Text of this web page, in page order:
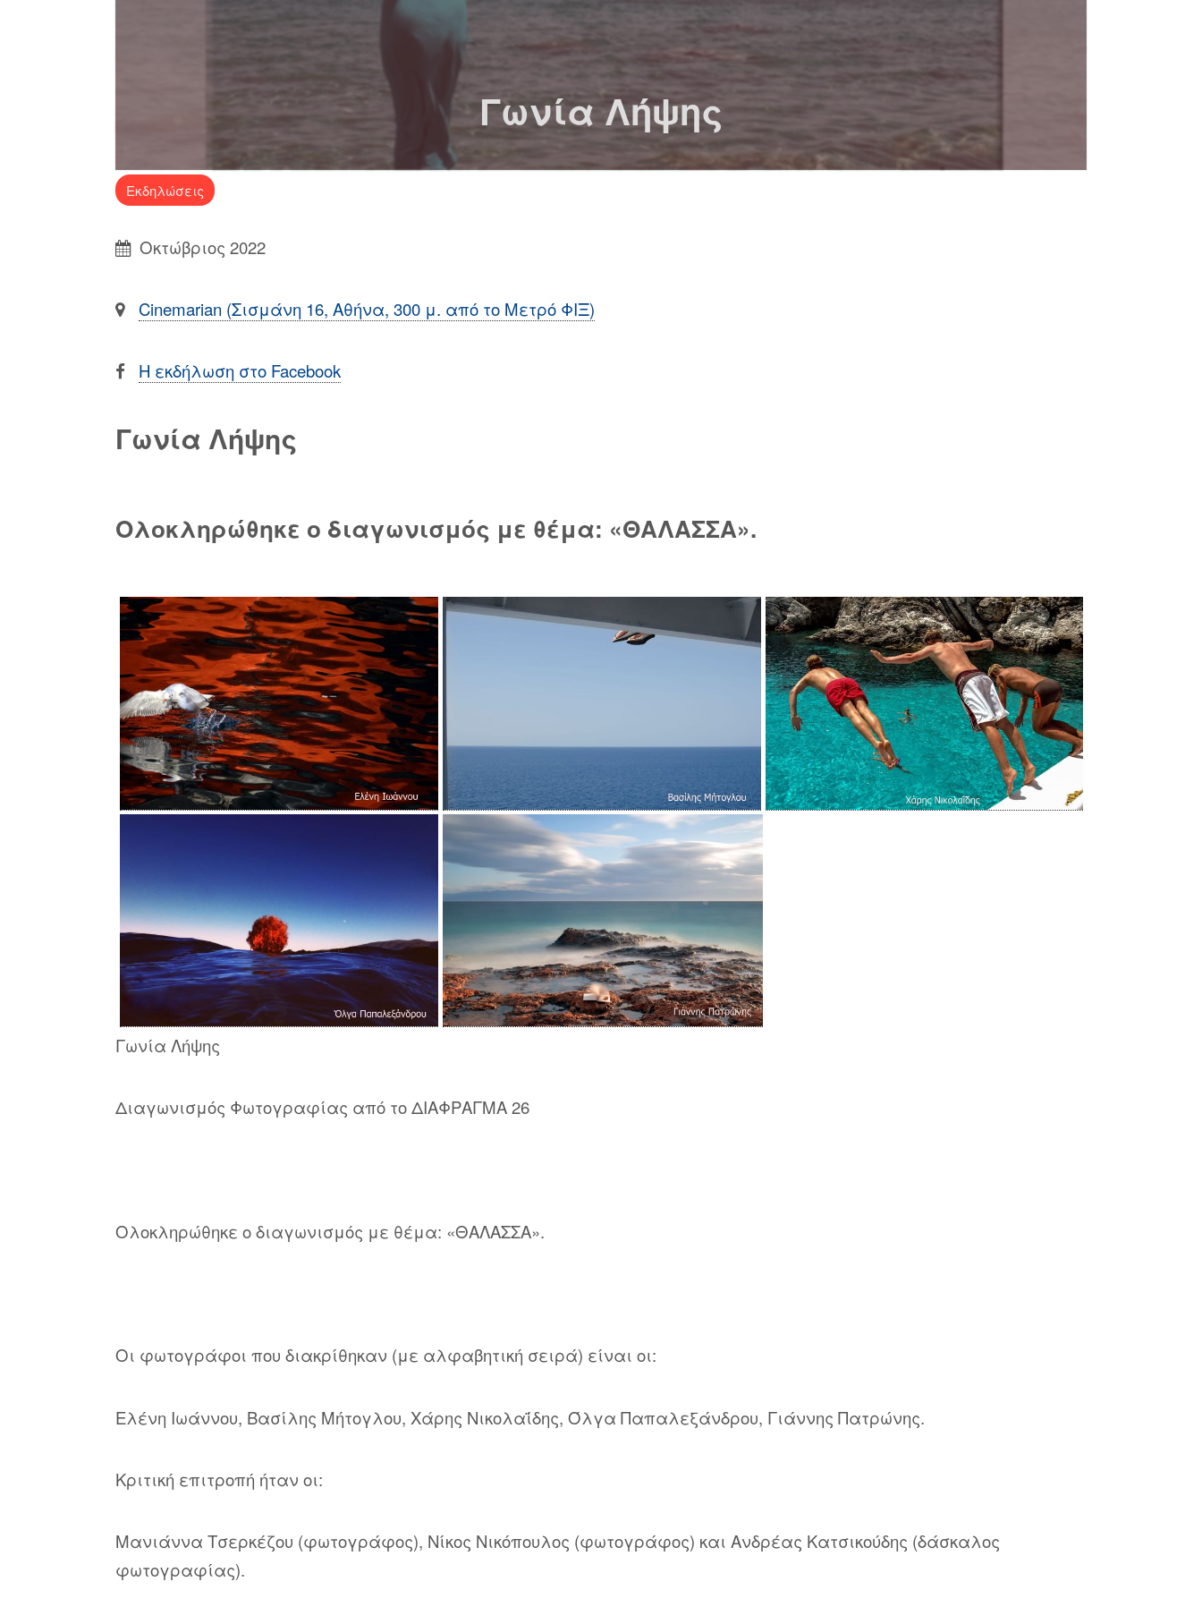
Γωνία Λήψης
Εκδηλώσεις
Οκτώβριος 2022
Cinemarian (Σισμάνη 16, Αθήνα, 300 μ. από το Μετρό ΦΙΞ)
Η εκδήλωση στο Facebook
Γωνία Λήψης
Ολοκληρώθηκε ο διαγωνισμός με θέμα: «ΘΑΛΑΣΣΑ».
Γωνία Λήψης
Διαγωνισμός Φωτογραφίας από το ΔΙΑΦΡΑΓΜΑ 26
Ολοκληρώθηκε ο διαγωνισμός με θέμα: «ΘΑΛΑΣΣΑ».
Οι φωτογράφοι που διακρίθηκαν (με αλφαβητική σειρά) είναι οι:
Ελένη Ιωάννου, Βασίλης Μήτογλου, Χάρης Νικολαΐδης, Όλγα Παπαλεξάνδρου, Γιάννης Πατρώνης.
Κριτική επιτροπή ήταν οι:
Μανιάννα Τσερκέζου (φωτογράφος), Νίκος Νικόπουλος (φωτογράφος) και Ανδρέας Κατσικούδης (δάσκαλος
φωτογραφίας).